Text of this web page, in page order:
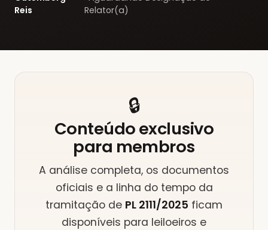
Reis
Relator(a)
🔒
Conteúdo exclusivo
para membros
A análise completa, os documentos
oficiais e a linha do tempo da
tramitação de PL 2111/2025 ficam
disponíveis para leiloeiros e